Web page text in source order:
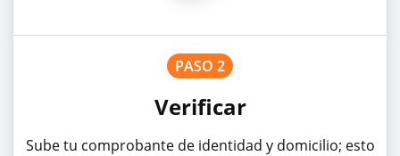
PASO 2
Verificar
Sube tu comprobante de identidad y domicilio; esto